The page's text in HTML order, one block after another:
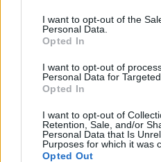
I want to opt-out of the
Personal Data.
Opted In
I want to opt-out of
Personal Data for
Opted In
I want to opt-out of
Retention, Sale, and/or
Personal Data that Is
Purposes for which it was
Opted Out